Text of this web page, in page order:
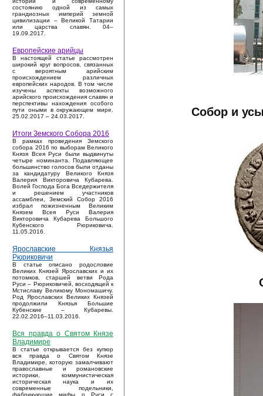
состоянию одной из самых
грандиозных империй земной
цивилизации – Великой Татарии
или царства славян. 04–
19.09.2017.
Европейские арийцы
В настоящей статье рассмотрен
широкий круг вопросов, связанных
с вероятным арийским
происхождением различных
европейских народов. В том числе
изучены аспекты возможного
арийского происхождения славян и
перспективы нахождения особого
пути оными в окружающем мире.
25.02.2017 – 24.03.2017.
Итоги Земского Собора 2016
В рамках проведения Земского
собора 2016 по выборам Великого
Князя Всея Руси были выдвинуты
четыре номинанта. Подавляющее
большинство голосов были отданы
за кандидатуру Великого Князя
Валерия Викторовича Кубарева.
Волей Господа Бога Вседержителя
и решением участников
ассамблеи, Земский Собор 2016
избрал пожизненным Великим
Князем Всея Руси Валерия
Викторовича Кубарева Большого
Кубенского Рюриковича.
11.05.2016.
Ярославские Князья
Рюриковичи
В статье описано родословие
Великих Князей Ярославских и их
потомков, старшей ветви Рода
Руси – Рюриковичей, восходящей к
Мстиславу Великому Мономашичу.
Род Ярославских Великих Князей
продолжили Князья Большие
Кубенские – Кубаревы.
22.02.2016–11.03.2016.
Вся правда о Святом Князе
Владимире
В статье открывается без купюр
вся правда о Святом Князе
Владимире, которую замалчивают
православные и романовские
историки, коммунистическая
историческая наука и их
современные подельники,
фабрикующие мифы о Руси с
Собор и